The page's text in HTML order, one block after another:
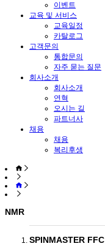
이벤트
교육 및 서비스
교육일정
카탈로그
고객문의
통합문의
자주 묻는 질문
회사소개
회사소개
연혁
오시는 길
파트너사
채용
채용
복리후생
NMR
SPINMASTER